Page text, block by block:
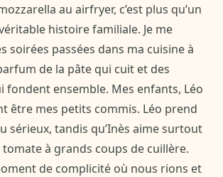
au airfryer, c’est plus qu’un
histoire familiale. Je me
soirées passées dans ma cuisine à
de la pâte qui cuit et des
fondent ensemble. Mes enfants, Léo
être mes petits commis. Léo prend
sérieux, tandis qu’Inès aime surtout
tomate à grands coups de cuillère.
de complicité où nous rions et